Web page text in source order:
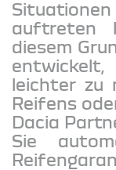
auftreten
diesem
leichter zu
Reifens
Dacia
Sie